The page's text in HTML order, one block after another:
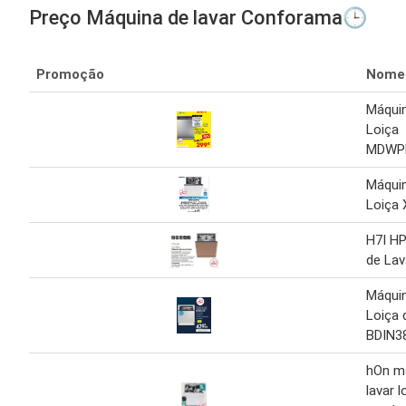
Preço Máquina de lavar Conforama🕒
Promoção Nome
Loiça
Loiça
H7I
de
Loiça
hOn
lavar